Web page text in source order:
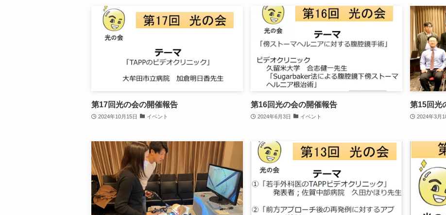
第17回光の会の開催報告
2024年10月15日 イベント
第16回光の会の開催報告
2024年6月3日 イベント
第15回光
2024年3月